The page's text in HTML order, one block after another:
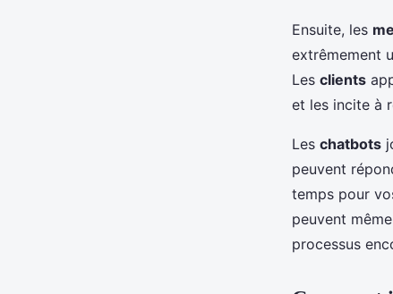
Ensuite, les
extrêmement
Les clients
et les incite à
Les chatbots
peuvent
temps pour
peuvent
processus